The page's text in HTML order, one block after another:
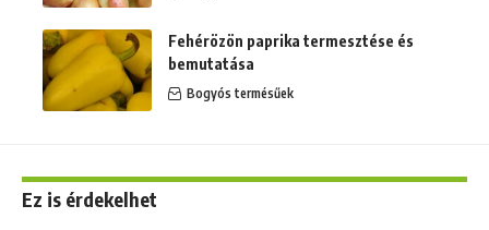
Fehérözön paprika termesztése és
bemutatása
Bogyós termésűek
Ez is érdekelhet